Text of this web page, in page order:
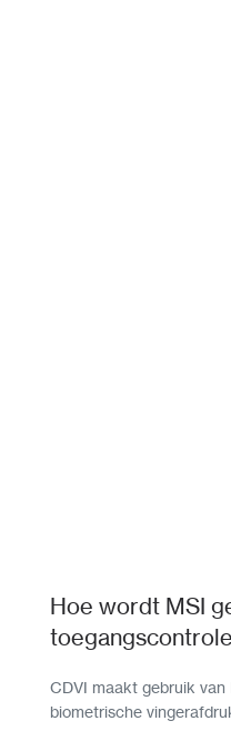
Hoe wordt MSI
CDVI maakt gebruik
biometrische